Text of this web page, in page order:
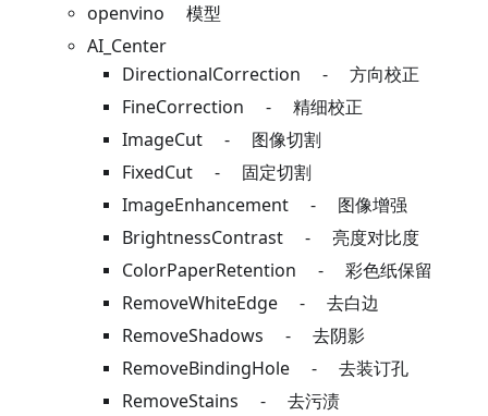
openvino 模型
AI_Center
DirectionalCorrection - 方向校正
FineCorrection - 精细校正
ImageCut - 图像切割
FixedCut - 固定切割
ImageEnhancement - 图像增强
BrightnessContrast - 亮度对比度
ColorPaperRetention - 彩色纸保留
RemoveWhiteEdge - 去白边
RemoveShadows - 去阴影
RemoveBindingHole - 去装订孔
RemoveStains - 去污渍